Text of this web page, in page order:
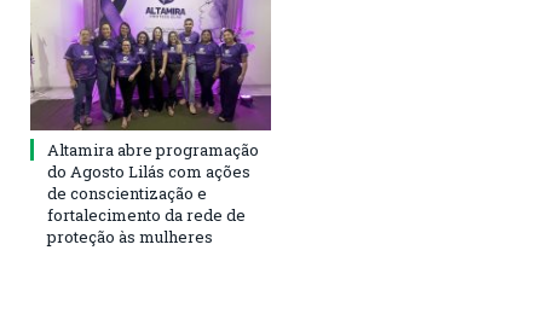
Altamira abre programação
do Agosto Lilás com ações
de conscientização e
fortalecimento da rede de
proteção às mulheres